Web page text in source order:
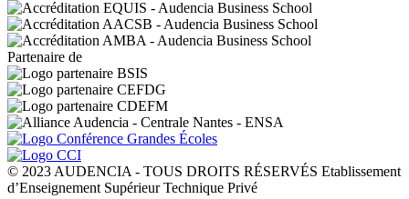
Partenaire de
© 2023 AUDENCIA - TOUS DROITS RÉSERVÉS Etablissement
d’Enseignement Supérieur Technique Privé